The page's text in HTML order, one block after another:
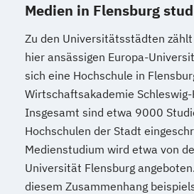
Medien in Flensburg
Zu den Universitätsstädten
hier ansässigen Europa-
sich eine Hochschule in
Wirtschaftsakademie
Insgesamt sind etwa 9000
Hochschulen der Stadt
Medienstudium wird etwa von
Universität Flensburg
diesem Zusammenhang